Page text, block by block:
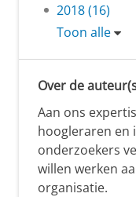
2018 (16)
Toon alle
Over de
Aan ons
hoogleraren en
onderzoekers
willen werken
organisatie.